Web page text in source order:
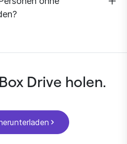
– ganz ohne Registrierung für
Drive holen.